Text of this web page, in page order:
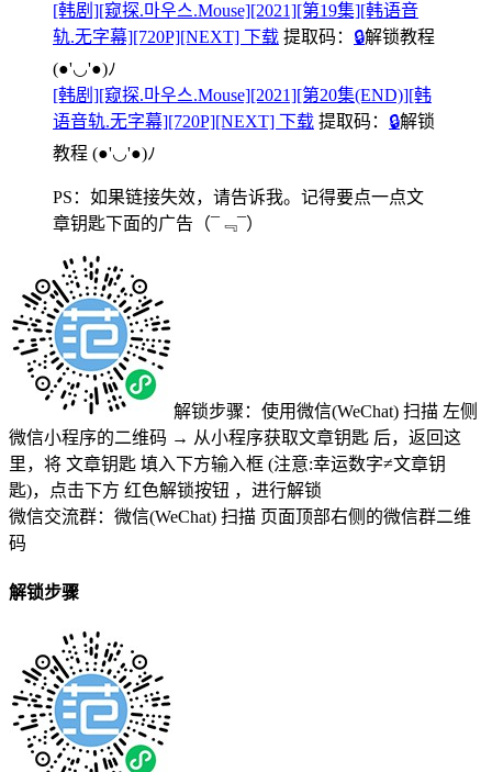
[韩剧][窥探.마우스.Mouse][2021][第19集][韩语音
轨.无字幕][720P][NEXT] 下载 提取码： 🔒解锁教程
(●'◡'●)ﾉ
[韩剧][窥探.마우스.Mouse][2021][第20集(END)][韩
语音轨.无字幕][720P][NEXT] 下载 提取码： 🔒解锁
教程 (●'◡'●)ﾉ
PS：如果链接失效，请告诉我。记得要点一点文
章钥匙下面的广告 （¯﹃¯）
解锁步骤：使用微信(WeChat) 扫描 左侧
微信小程序的二维码 → 从小程序获取文章钥匙 后，返回这
里，将 文章钥匙 填入下方输入框 (注意:幸运数字≠文章钥
匙)，点击下方 红色解锁按钮 ，进行解锁
微信交流群：微信(WeChat) 扫描 页面顶部右侧的微信群二维
码
解锁步骤